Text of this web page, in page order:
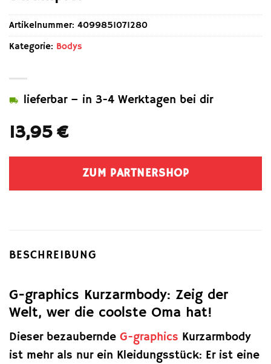
13,95€
lieferbar – in 3-4 Werktagen bei dir
ZUM PARTNERSHOP
Artikelnummer: 4099851071280
Kategorie: Bodys
BESCHREIBUNG
G-graphics Kurzarmbody: Zeig der
Welt, wer die coolste Oma hat!
Dieser bezaubernde G-graphics Kurzarmbody
ist mehr als nur ein Kleidungsstück: Er ist eine